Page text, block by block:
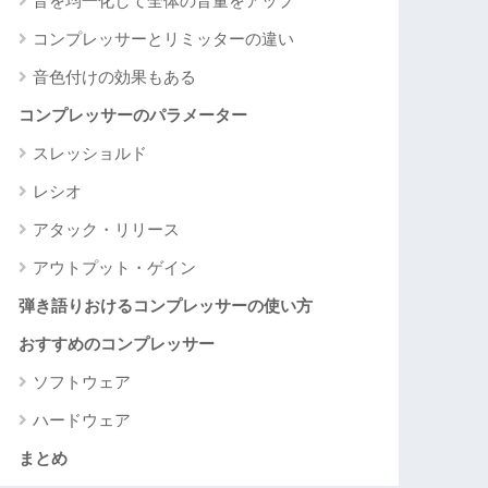
コンプレッサーとリミッターの違い
音色付けの効果もある
コンプレッサーのパラメーター
スレッショルド
レシオ
アタック・リリース
アウトプット・ゲイン
弾き語りおけるコンプレッサーの使い方
おすすめのコンプレッサー
ソフトウェア
ハードウェア
まとめ